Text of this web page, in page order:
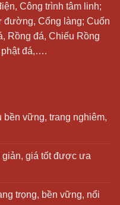
Công trình tâm linh;
đường, Cổng làng; Cuốn
Rồng đá, Chiếu Rồng
phật đá,….
bền vững, trang nghiêm,
giản, giá tốt được ưa
trọng, bền vững, nổi